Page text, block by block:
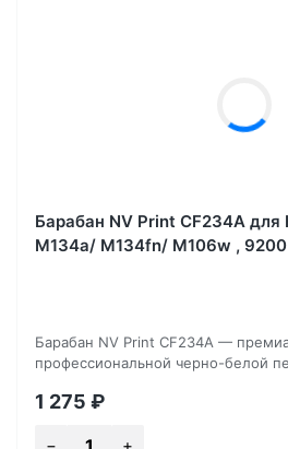
Барабан NV Print CF234A для
M134a/ M134fn/ M106w ,
Барабан NV Print CF234A —
профессиональной черно-белой
1 275 ₽